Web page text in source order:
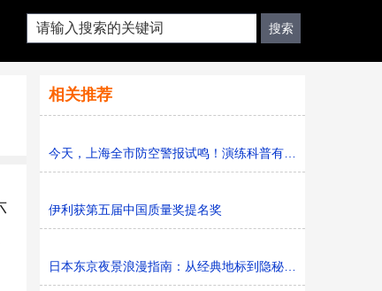
相关推荐
今天，上海全市防空警报试鸣！演练科普有序进行，人防意
伊利获第五届中国质量奖提名奖
日本东京夜景浪漫指南：从经典地标到隐秘胜地